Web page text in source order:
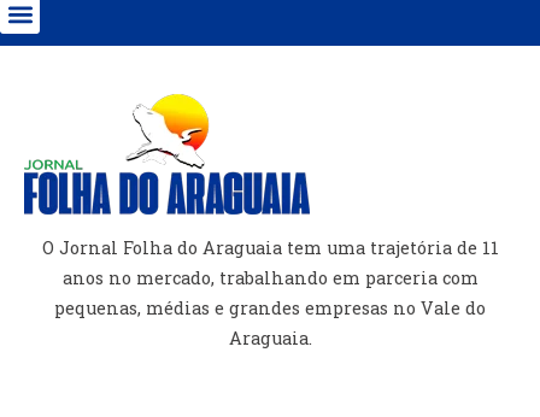
O Jornal Folha do Araguaia tem uma trajetória de 11
anos no mercado, trabalhando em parceria com
pequenas, médias e grandes empresas no Vale do
Araguaia.